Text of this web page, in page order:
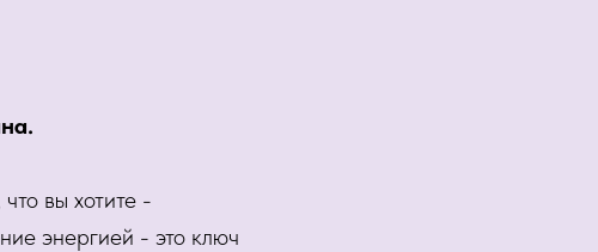
вы хотите -
энергией - это ключ